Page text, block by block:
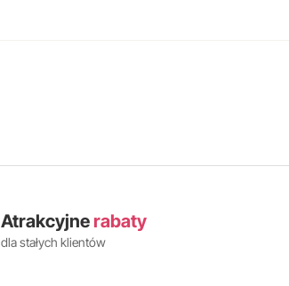
Atrakcyjne rabaty
dla stałych klientów